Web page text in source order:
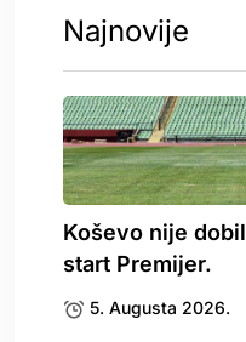
Najnovije
Koševo nije
start Premijer.
5. Augusta 2026.